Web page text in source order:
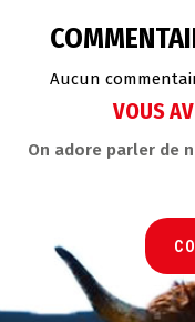
Aucun
VOUS
On adore parler de